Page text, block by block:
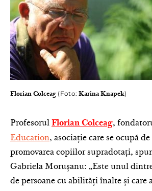
Florian Colceag(Foto:Karina Knapek)
Profesorul Florian Colceag,
Education, asociație care se ocupă
promovarea copiilor supradotați,
Gabriela Morușanu: „Este unul
de persoane cu abilități înalte și care